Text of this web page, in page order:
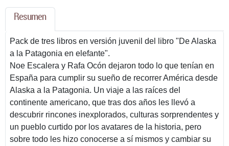
Resumen
Pack de tres libros en versión juvenil del libro "De Alaska
a la Patagonia en elefante".
Noe Escalera y Rafa Ocón dejaron todo lo que tenían en
España para cumplir su sueño de recorrer América desde
Alaska a la Patagonia. Un viaje a las raíces del
continente americano, que tras dos años les llevó a
descubrir rincones inexplorados, culturas sorprendentes y
un pueblo curtido por los avatares de la historia, pero
sobre todo les hizo conocerse a sí mismos y cambiar su